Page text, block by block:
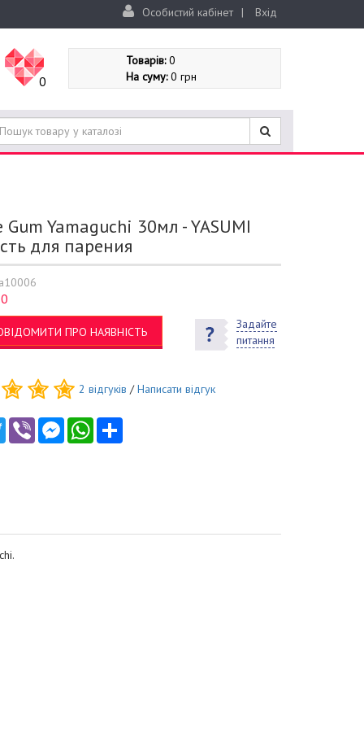
Особистий кабінет | Вхід
0
Товарів:0
На суму:0 грн
Gum Yamaguchi 30мл - YASUMI
для парения
0
ПРО НАЯВНІСТЬ
Задайте
питання
2 відгуків /Написати відгук
TwitterViber MessengerWhatsApp